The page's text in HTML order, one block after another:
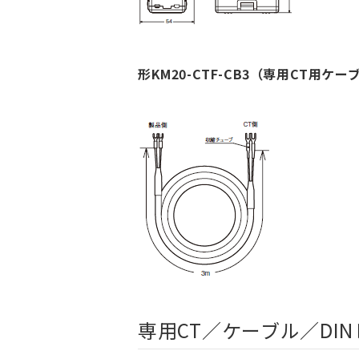
形KM20-CTF-CB3（専用CT用ケーブ
専用CT／ケーブル／